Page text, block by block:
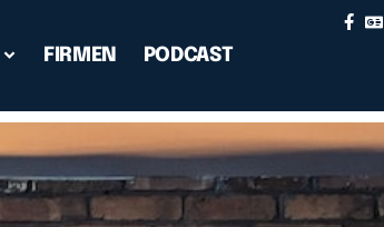
FIRMEN PODCAST